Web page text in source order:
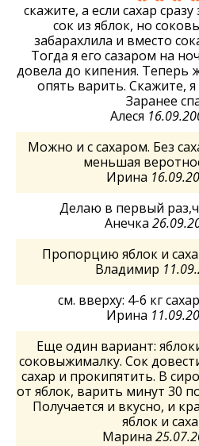
скажите, а если сахар
сок из яблок, но
забарахлила и вместо
Тогда я его сазаром на
довела до кипения. Теперь
опять варить. Скажите,
Заранее
Алеся
Можно и с сахаром. Без
меньшая
Ирина
Делаю в первый
Анечка
Пропорцию яблок и
Владимир
см. вверху: 4-6 кг
Ирина
Еще один вариант:
соковыжималку. Сок
сахар и прокипятить. В
от яблок, варить минут 30
Получается и вкусно, и
яблок и
Марина